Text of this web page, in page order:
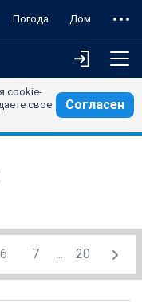
Погода Дом
cookie-
свое
Согласен
6 7 ... 20